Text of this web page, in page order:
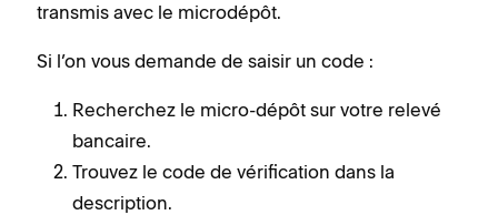
transmis avec le microdépôt.
Si l’on vous demande de saisir un code :
Recherchez le micro-dépôt sur votre relevé
bancaire.
Trouvez le code de vérification dans la
description.